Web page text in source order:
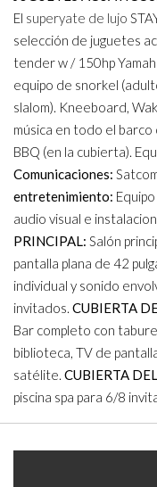
El superyate de lujo
selección de juguetes
tender w / 150hp
equipo de snorkel
slalom). Kneeboard,
música en todo el
BBQ (en la cubierta).
Comunicaciones:
entretenimiento:
audio visual e
PRINCIPAL: Salón
pantalla plana de 42
individual y sonido
invitados. CUBIERTA
Bar completo con
biblioteca, TV de
satélite. CUBIERTA
piscina spa para 6/8